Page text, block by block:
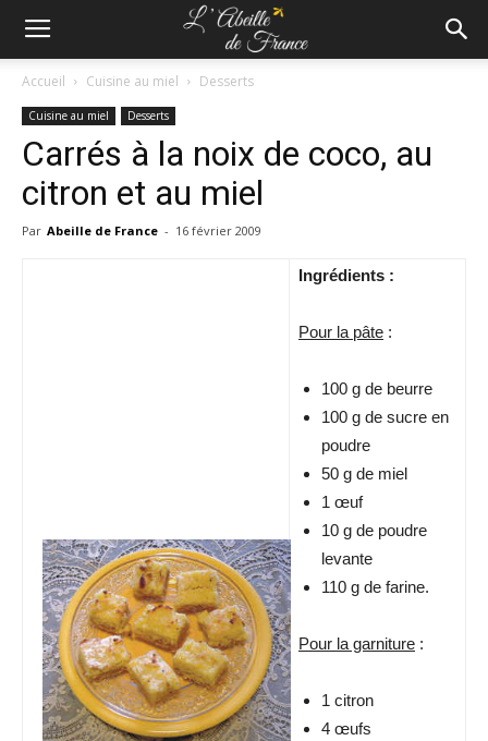
Accueil Cuisine au miel Desserts
Cuisine au miel Desserts
Carrés à la noix de coco, au
citron et au miel
Par Abeille de France - 16 février 2009
Ingrédients :
Pour la pâte :
100 g de beurre
100 g de sucre en
poudre
50 g de miel
1 œuf
10 g de poudre
levante
110 g de farine.
Pour la garniture :
1 citron
4 œufs